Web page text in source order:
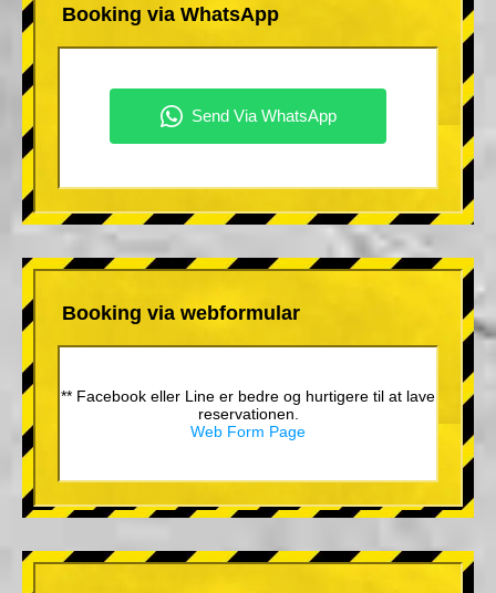
Booking via WhatsApp
Booking via webformular
** Facebook eller Line er bedre og hurtigere til at lave
reservationen.
Web Form Page